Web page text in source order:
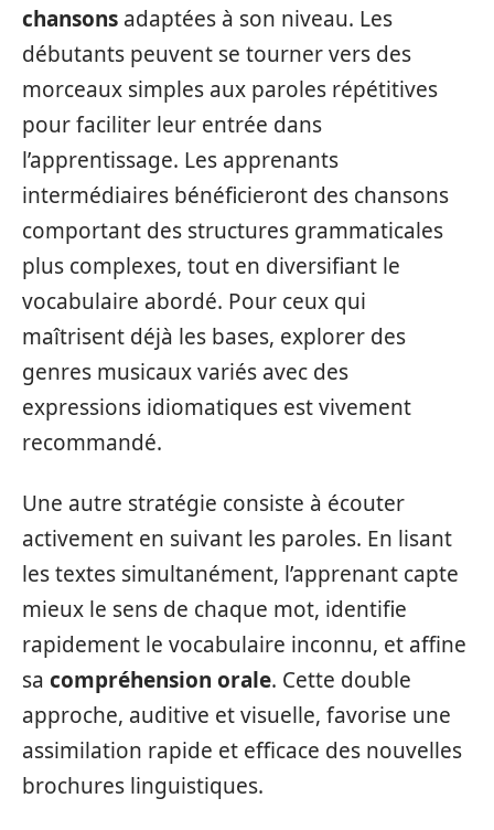
chansons adaptées à son niveau. Les
débutants peuvent se tourner vers des
morceaux simples aux paroles répétitives
pour faciliter leur entrée dans
l’apprentissage. Les apprenants
intermédiaires bénéficieront des chansons
comportant des structures grammaticales
plus complexes, tout en diversifiant le
vocabulaire abordé. Pour ceux qui
maîtrisent déjà les bases, explorer des
genres musicaux variés avec des
expressions idiomatiques est vivement
recommandé.
Une autre stratégie consiste à écouter
activement en suivant les paroles. En lisant
les textes simultanément, l’apprenant capte
mieux le sens de chaque mot, identifie
rapidement le vocabulaire inconnu, et affine
sa compréhension orale. Cette double
approche, auditive et visuelle, favorise une
assimilation rapide et efficace des nouvelles
brochures linguistiques.